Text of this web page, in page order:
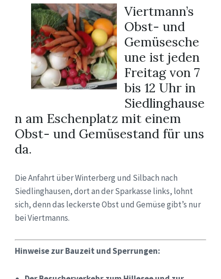
Viertmann’s
Obst- und
Gemüsesche
une ist jeden
Freitag von 7
bis 12 Uhr in
Siedlinghause
n am Eschenplatz mit einem
Obst- und Gemüsestand für uns
da.
Die Anfahrt über Winterberg und Silbach nach
Siedlinghausen, dort an der Sparkasse links, lohnt
sich, denn das leckerste Obst und Gemüse gibt’s nur
bei Viertmanns.
Hinweise zur Bauzeit und Sperrungen: